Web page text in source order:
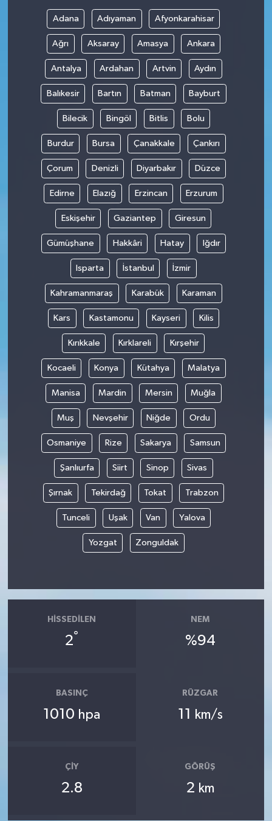
Adana Adıyaman Afyonkarahisar
Ağrı Aksaray Amasya Ankara
Antalya Ardahan Artvin Aydın
Balıkesir Bartın Batman Bayburt
Bilecik Bingöl Bitlis Bolu
Burdur Bursa Çanakkale Çankırı
Çorum Denizli Diyarbakır Düzce
Edirne Elazığ Erzincan Erzurum
Eskişehir Gaziantep Giresun
Gümüşhane Hakkâri Hatay Iğdır
Isparta İstanbul İzmir
Kahramanmaraş Karabük Karaman
Kars Kastamonu Kayseri Kilis
Kırıkkale Kırklareli Kırşehir
Kocaeli Konya Kütahya Malatya
Manisa Mardin Mersin Muğla
Muş Nevşehir Niğde Ordu
Osmaniye Rize Sakarya Samsun
Şanlıurfa Siirt Sinop Sivas
Şırnak Tekirdağ Tokat Trabzon
Tunceli Uşak Van Yalova
Yozgat Zonguldak
HISSEDILEN
2°
NEM
%94
BASINÇ
1010 hpa
RÜZGAR
11 km/s
ÇIY
2.8
GÖRÜŞ
2 km